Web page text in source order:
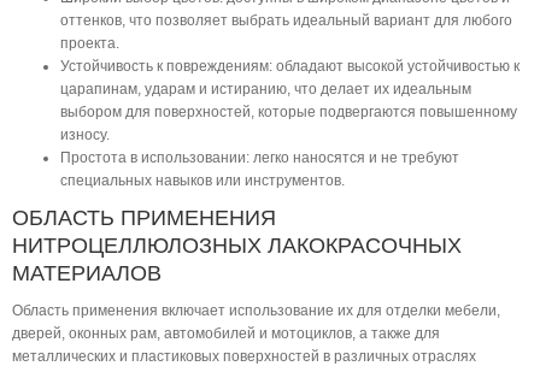
оттенков, что позволяет выбрать идеальный вариант для любого
проекта.
Устойчивость к повреждениям: обладают высокой устойчивостью к
царапинам, ударам и истиранию, что делает их идеальным
выбором для поверхностей, которые подвергаются повышенному
износу.
Простота в использовании: легко наносятся и не требуют
специальных навыков или инструментов.
ОБЛАСТЬ ПРИМЕНЕНИЯ
НИТРОЦЕЛЛЮЛОЗНЫХ ЛАКОКРАСОЧНЫХ
МАТЕРИАЛОВ
Область применения включает использование их для отделки мебели,
дверей, оконных рам, автомобилей и мотоциклов, а также для
металлических и пластиковых поверхностей в различных отраслях